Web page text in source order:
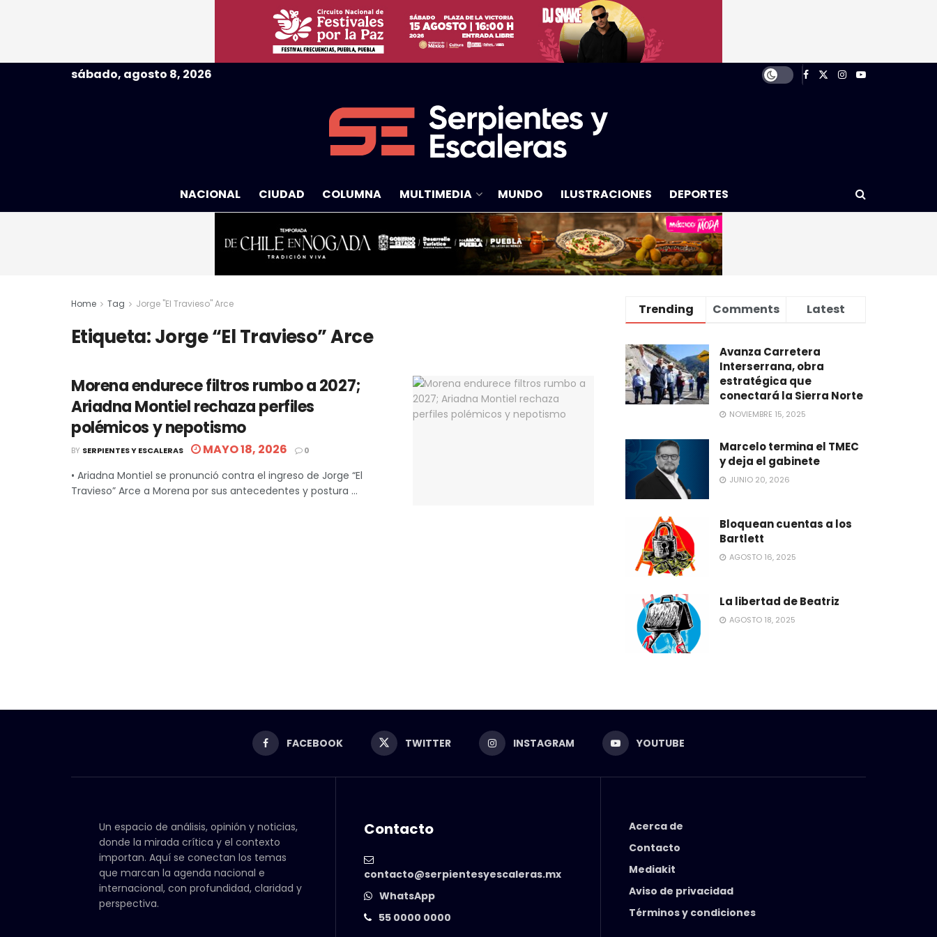
sábado, agosto 8, 2026
NACIONAL CIUDAD COLUMNA MULTIMEDIA MUNDO ILUSTRACIONES DEPORTES
Home Tag Jorge "El Travieso" Arce
Etiqueta:Jorge “El Travieso” Arce
Morena endurece filtros rumbo a 2027;
Ariadna Montiel rechaza perfiles
polémicos y nepotismo
BY SERPIENTES Y ESCALERAS MAYO 18, 2026 0
• Ariadna Montiel se pronunció contra el ingreso de Jorge “El
Travieso” Arce a Morena por sus antecedentes y postura ...
Trending Comments Latest
Avanza Carretera
Interserrana, obra
estratégica que
conectará la Sierra Norte
NOVIEMBRE 15, 2025
Marcelo termina el TMEC
y deja el gabinete
JUNIO 20, 2026
Bloquean cuentas a los
Bartlett
AGOSTO 16, 2025
La libertad de Beatriz
AGOSTO 18, 2025
FACEBOOK TWITTER INSTAGRAM YOUTUBE
Un espacio de análisis, opinión y noticias,
donde la mirada crítica y el contexto
importan. Aquí se conectan los temas
que marcan la agenda nacional e
internacional, con profundidad, claridad y
perspectiva.
Contacto
contacto@serpientesyescaleras.mx
WhatsApp
55 0000 0000
Acerca de
Contacto
Mediakit
Aviso de privacidad
Términos y condiciones